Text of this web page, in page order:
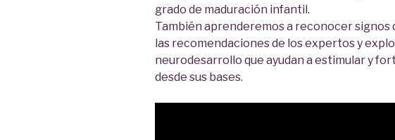
grado de maduración infantil.
También aprenderemos a reconocer signos
las recomendaciones de los expertos y
neurodesarrollo que ayudan a estimular y
desde sus bases.